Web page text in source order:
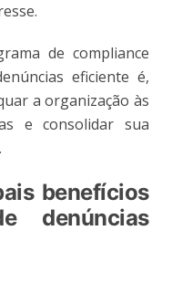
de compliance
eficiente é,
a organização às
e consolidar sua
benefícios
denúncias